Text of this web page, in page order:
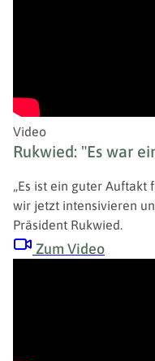
Video
Rukwied: "Es war
„Es ist ein guter
wir jetzt intensivieren
Präsident Rukwied.
Zum Video